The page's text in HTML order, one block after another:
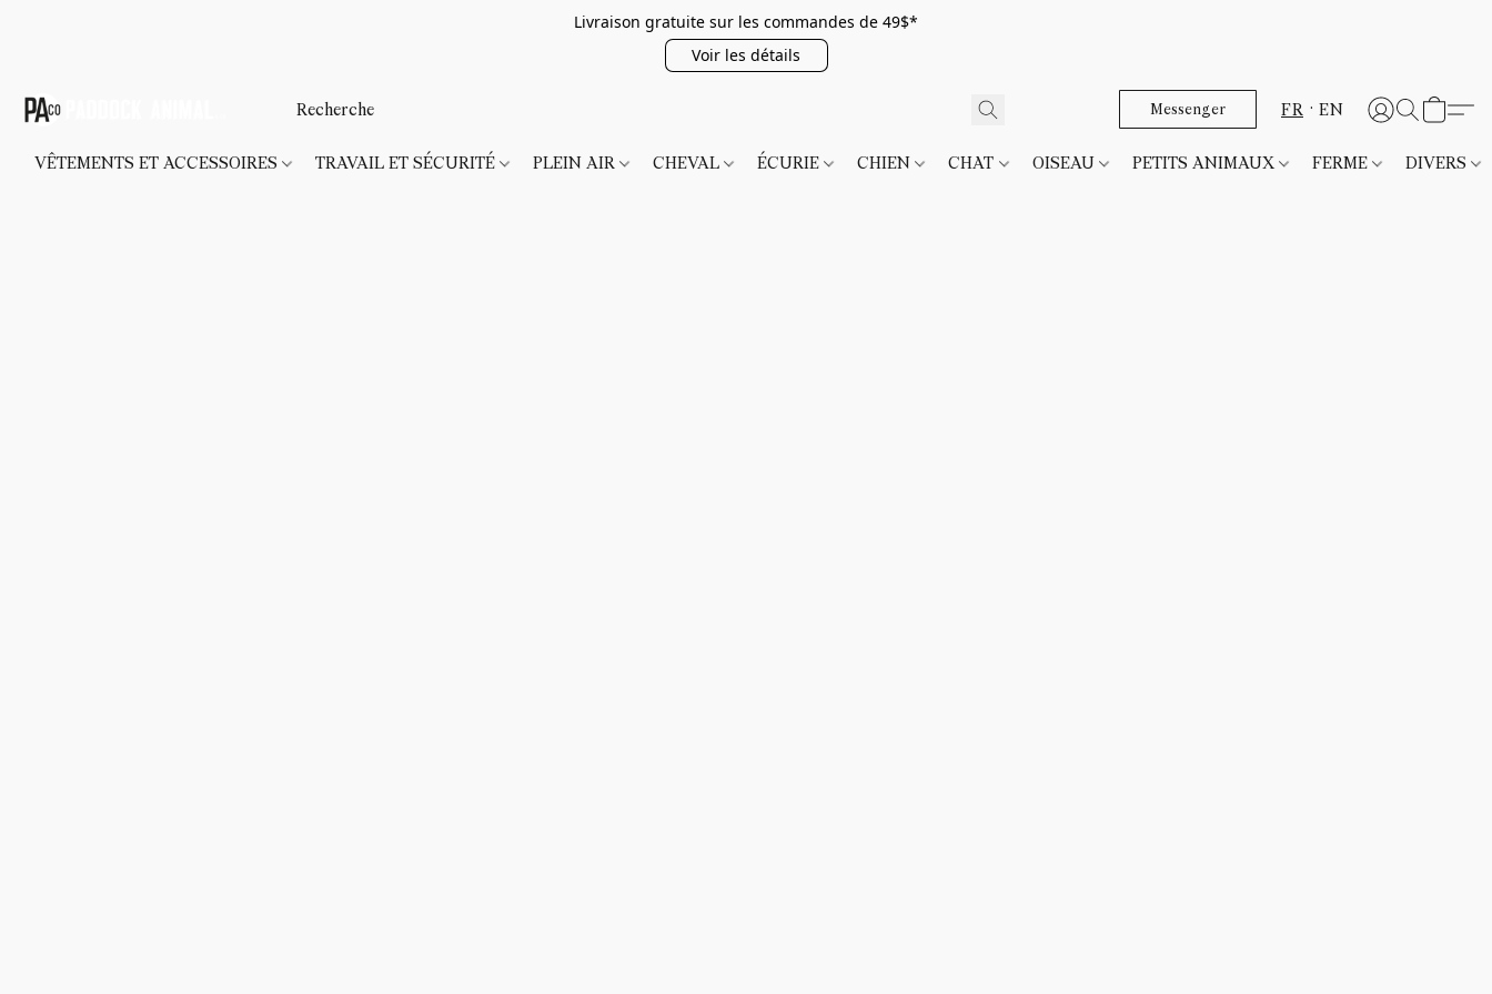
Livraison gratuite sur les commandes de 49$*
Voir les détails
Messenger FR EN
VÊTEMENTS ET ACCESSOIRES TRAVAIL ET SÉCURITÉ PLEIN AIR CHEVAL ÉCURIE CHIEN CHAT OISEAU PETITS ANIMAUX FERME DIVERS